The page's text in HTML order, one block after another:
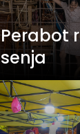
Perabot
senja